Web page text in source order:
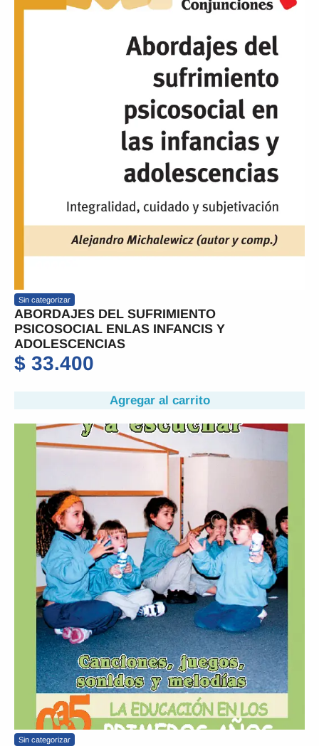
Sin categorizar
ABORDAJES DEL SUFRIMIENTO
PSICOSOCIAL ENLAS INFANCIS Y
ADOLESCENCIAS
$ 33.400
Agregar al carrito
Sin categorizar